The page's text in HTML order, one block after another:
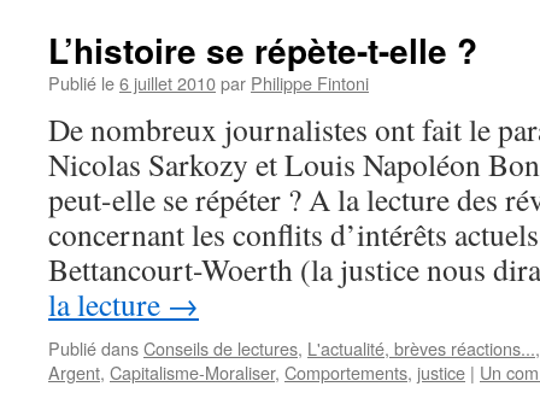
L’histoire se répète-t-elle ?
Publié le6 juillet 2010par Philippe Fintoni
De nombreux journalistes ont fait le
Nicolas Sarkozy et Louis Napoléon
peut-elle se répéter ? A la lecture des
concernant les conflits d’intérêts
Bettancourt-Woerth (la justice nous
la lecture →
Publié dansConseils de lectures, L'actualité, brèves réactions...
Argent, Capitalisme-Moraliser, Comportements, justice | Un